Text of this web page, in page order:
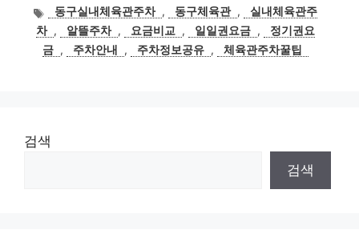
고
리
태동구실내체육관주차 , 동구체육관 ,
실내체육관주
차 , 알뜰주차 , 요금비교 , 일일권요금 ,
정기권요
금 , 주차안내 , 주차정보공유 , 체육관주차꿀팁
검색
검색